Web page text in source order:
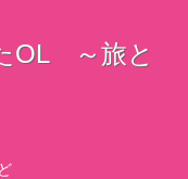
OL ～旅と